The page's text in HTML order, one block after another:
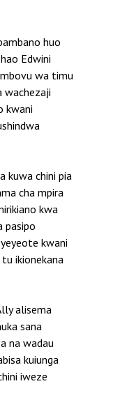
huo
Edwini
wa timu
wachezaji
kwani
kuwa chini pia
cha mpira
kwa
pasipo
kwani
ikionekana
alisema
sana
na wadau
kuiunga
iweze